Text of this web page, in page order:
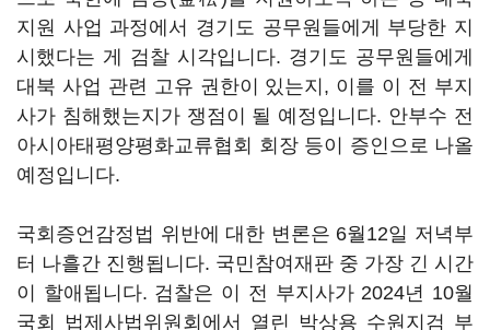
지원 사업 과정에서 경기도 공무원들에게 부당한 지
시했다는 게 검찰 시각입니다. 경기도 공무원들에게
대북 사업 관련 고유 권한이 있는지, 이를 이 전 부지
사가 침해했는지가 쟁점이 될 예정입니다. 안부수 전
아시아태평양평화교류협회 회장 등이 증인으로 나올
예정입니다.
국회증언감정법 위반에 대한 변론은 6월12일 저녁부
터 나흘간 진행됩니다. 국민참여재판 중 가장 긴 시간
이 할애됩니다. 검찰은 이 전 부지사가 2024년 10월
국회 법제사법위원회에서 열린 박상용 수원지검 부